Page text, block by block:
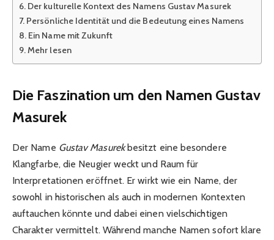
Der kulturelle Kontext des Namens Gustav Masurek
Persönliche Identität und die Bedeutung eines Namens
Ein Name mit Zukunft
Mehr lesen
Die Faszination um den Namen Gustav
Masurek
Der Name Gustav Masurekbesitzt eine besondere
Klangfarbe, die Neugier weckt und Raum für
Interpretationen eröffnet. Er wirkt wie ein Name, der
sowohl in historischen als auch in modernen Kontexten
auftauchen könnte und dabei einen vielschichtigen
Charakter vermittelt. Während manche Namen sofort klare